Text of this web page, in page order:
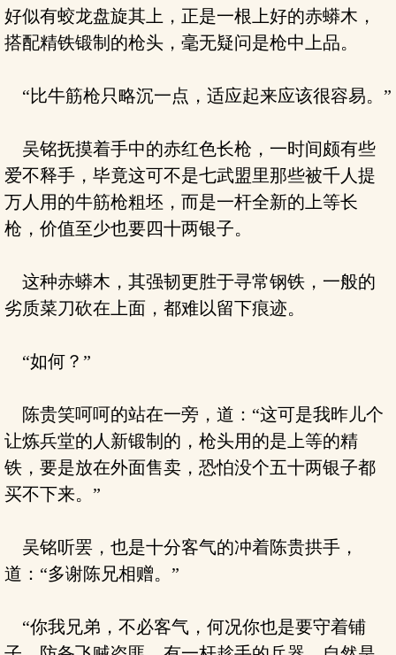
好似有蛟龙盘旋其上，正是一根上好的赤蟒木，
搭配精铁锻制的枪头，毫无疑问是枪中上品。
“比牛筋枪只略沉一点，适应起来应该很容易。”
吴铭抚摸着手中的赤红色长枪，一时间颇有些
爱不释手，毕竟这可不是七武盟里那些被千人提
万人用的牛筋枪粗坯，而是一杆全新的上等长
枪，价值至少也要四十两银子。
这种赤蟒木，其强韧更胜于寻常钢铁，一般的
劣质菜刀砍在上面，都难以留下痕迹。
“如何？”
陈贵笑呵呵的站在一旁，道：“这可是我昨儿个
让炼兵堂的人新锻制的，枪头用的是上等的精
铁，要是放在外面售卖，恐怕没个五十两银子都
买不下来。”
吴铭听罢，也是十分客气的冲着陈贵拱手，
道：“多谢陈兄相赠。”
“你我兄弟，不必客气，何况你也是要守着铺